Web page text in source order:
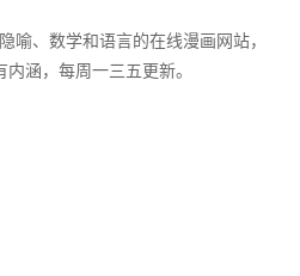
喻、数学和语言的在线漫画网站，
涵，每周一三五更新。